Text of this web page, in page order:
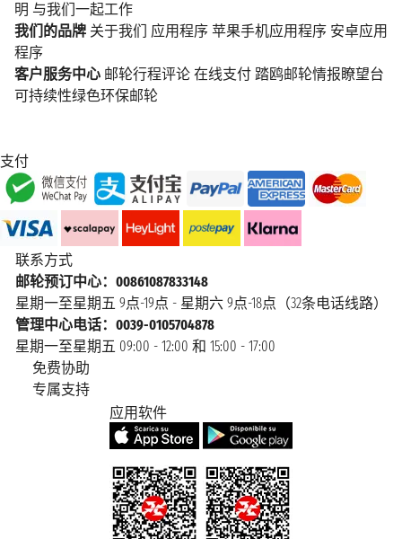
明 与我们一起工作
我们的品牌 关于我们 应用程序 苹果手机应用程序 安卓应用
程序
客户服务中心 邮轮行程评论 在线支付 踏鸥邮轮情报瞭望台
可持续性绿色环保邮轮
支付
联系方式
邮轮预订中心：00861087833148
星期一至星期五 9点-19点 - 星期六 9点-18点（32条电话线路）
管理中心电话：0039-0105704878
星期一至星期五 09:00 - 12:00 和 15:00 - 17:00
免费协助
专属支持
应用软件